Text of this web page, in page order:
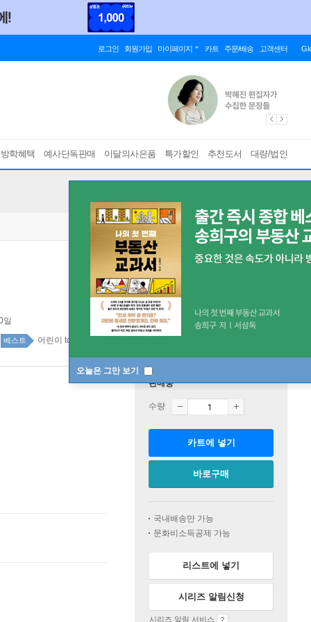
로그인 회원가입 마이페이지 카트 주문/배송 고객센터
학혜택 예사단독판매 이달의사은품 특가할인 추천도서 대량/법인
오늘은 그만 보기
일
베스트 어린이 top20 1주
판매중
수량
카트에 넣기
바로구매
국내배송만 가능
문화비소득공제 가능
리스트에 넣기
시리즈 알림신청
시리즈 알림 서비스